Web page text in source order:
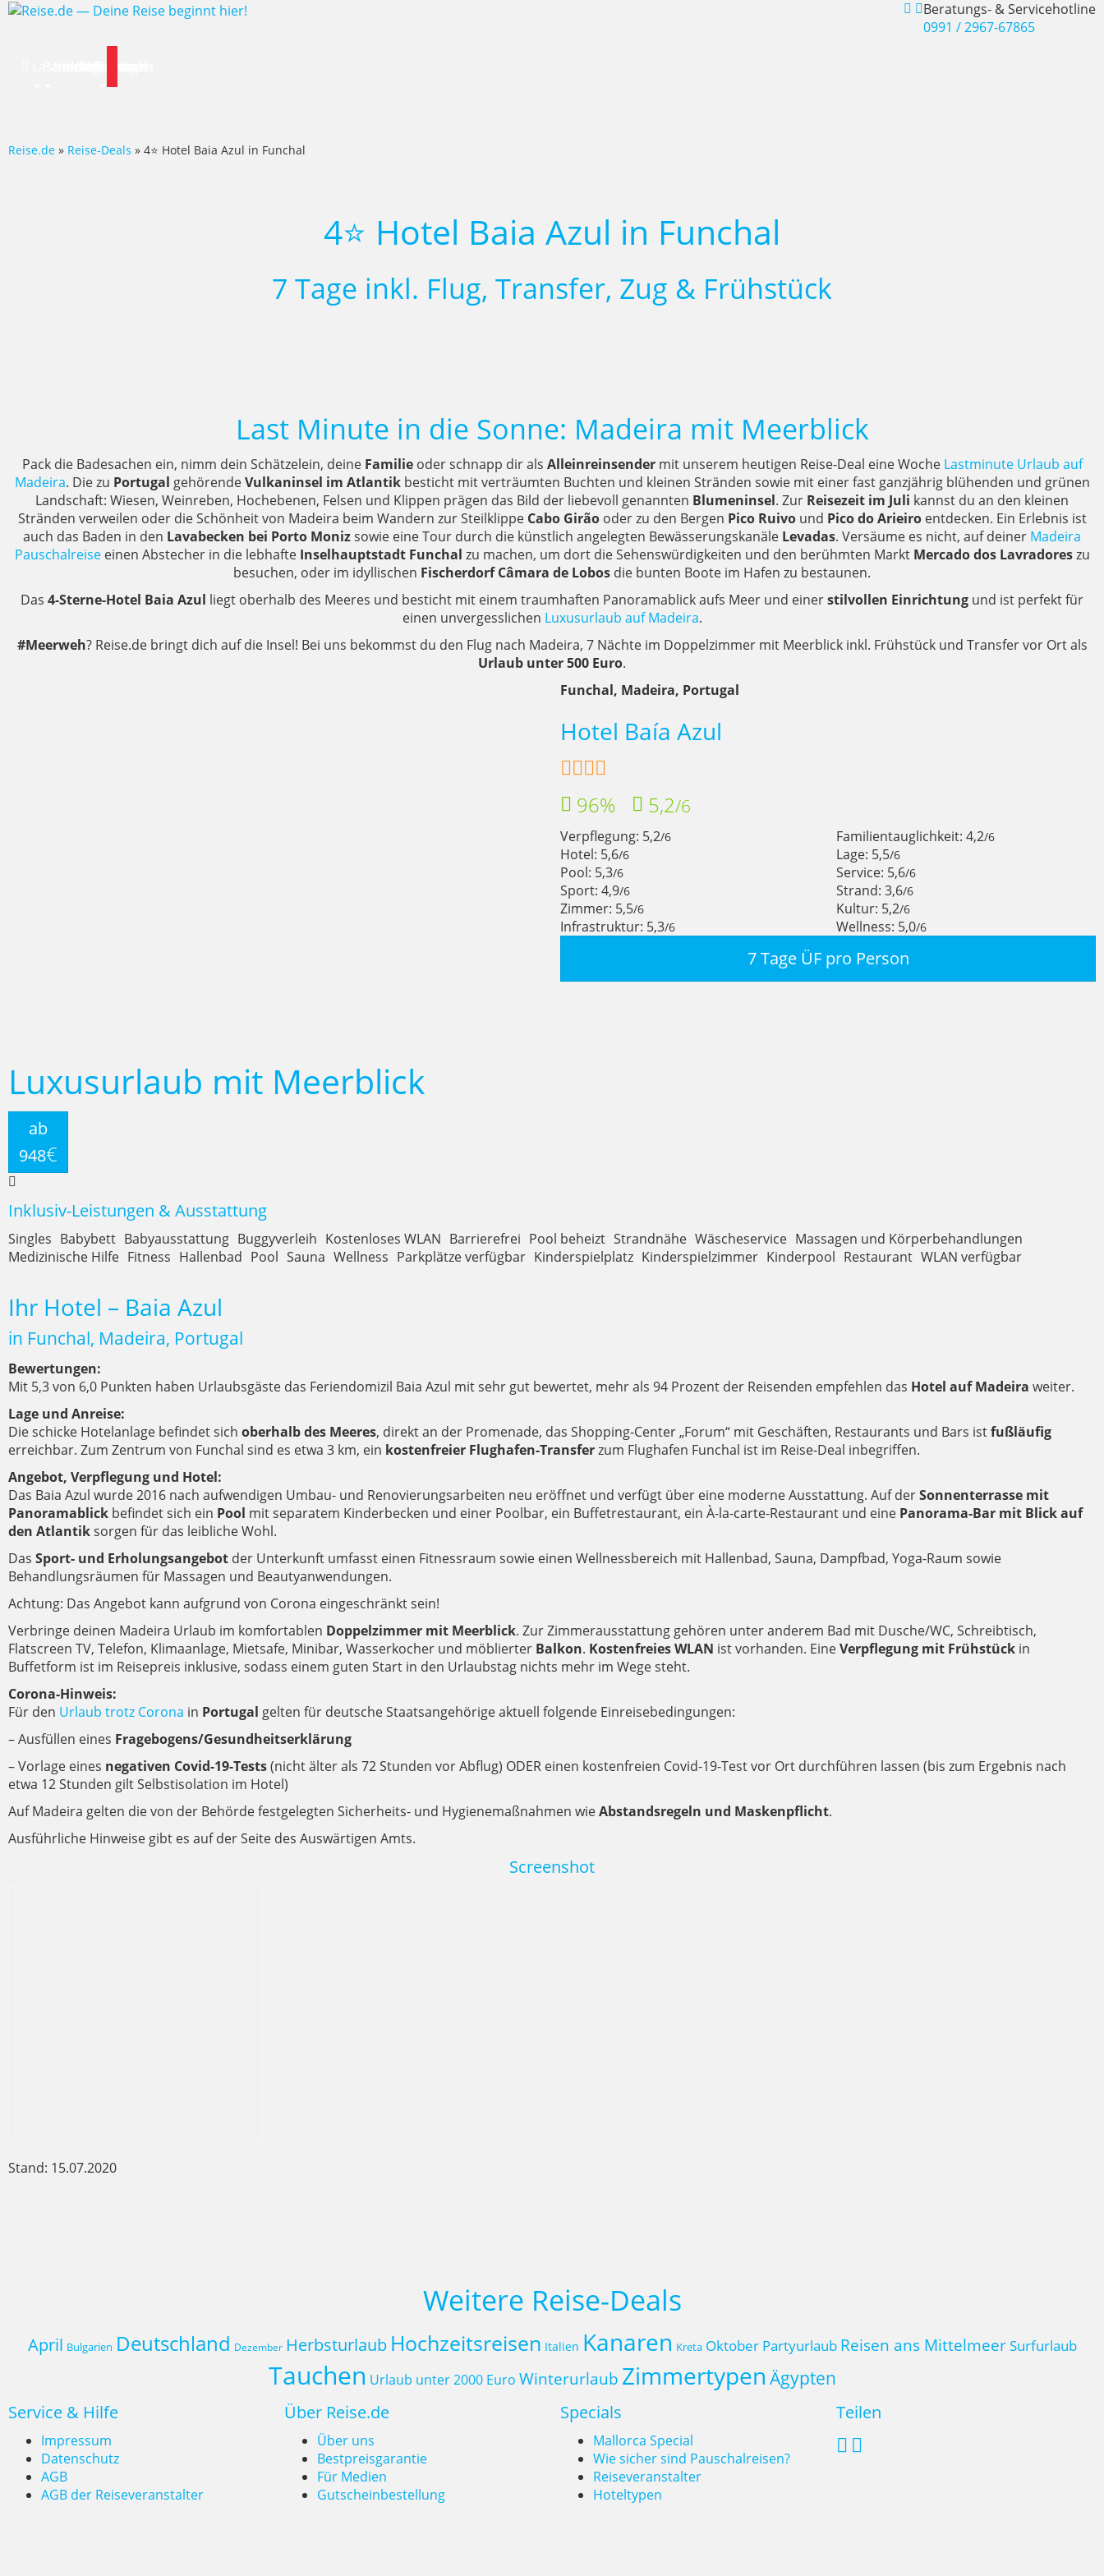
Beratungs- & Servicehotline
0991 / 2967-67865
Reise.de » Reise-Deals » 4⭐ Hotel Baia Azul in Funchal
4⭐ Hotel Baia Azul in Funchal
7 Tage inkl. Flug, Transfer, Zug & Frühstück
Last Minute in die Sonne: Madeira mit Meerblick
Pack die Badesachen ein, nimm dein Schätzelein, deine Familieoder schnapp dir als Alleinreinsendermit unserem heutigen Reise-Deal eine Woche Lastminute Urlaub auf
Madeira. Die zu Portugal gehörendeVulkaninsel im Atlantikbesticht mit verträumten Buchten und kleinen Stränden sowie mit einer fast ganzjährig blühenden und grünen
Landschaft: Wiesen, Weinreben, Hochebenen, Felsen und Klippen prägen das Bild der liebevoll genannten Blumeninsel. Zur Reisezeit im Juli kannst du an den kleinen
Stränden verweilen oder die Schönheit von Madeira beim Wandern zur Steilklippe Cabo Girãooder zu den Bergen Pico Ruivound Pico do Arieiroentdecken. Ein Erlebnis ist
auch das Baden in den Lavabecken bei Porto Monizsowie eine Tour durch die künstlich angelegten Bewässerungskanäle Levadas. Versäume es nicht, auf deiner Madeira
Pauschalreiseeinen Abstecher in die lebhafte Inselhauptstadt Funchal zu machen, um dort die Sehenswürdigkeiten und den berühmten Markt Mercado dos Lavradoreszu
besuchen, oder im idyllischen Fischerdorf Câmara de Lobos die bunten Boote im Hafen zu bestaunen.
Das 4-Sterne-Hotel Baia Azul liegt oberhalb des Meeres und besticht mit einem traumhaften Panoramablick aufs Meer und einerstilvollen Einrichtung und ist perfekt für
einen unvergesslichen Luxusurlaub auf Madeira.
#Meerweh? Reise.de bringt dich auf die Insel! Bei uns bekommst du den Flug nach Madeira, 7 Nächte im Doppelzimmer mit Meerblick inkl. Frühstück und Transfer vor Ort als
Urlaub unter 500 Euro.
Luxusurlaub mit Meerblick
ab
948€
Funchal, Madeira, Portugal
Hotel Baía Azul
96% 5,2/6
Verpflegung: 5,2/6 Familientauglichkeit: 4,2/6
Hotel: 5,6/6 Lage: 5,5/6
Pool: 5,3/6 Service: 5,6/6
Sport: 4,9/6 Strand: 3,6/6
Zimmer: 5,5/6 Kultur: 5,2/6
Infrastruktur: 5,3/6 Wellness: 5,0/6
7 Tage ÜF pro Person
Inklusiv-Leistungen & Ausstattung
Singles Babybett Babyausstattung Buggyverleih Kostenloses WLAN Barrierefrei Pool beheizt Strandnähe Wäscheservice Massagen und Körperbehandlungen
Medizinische Hilfe Fitness Hallenbad Pool Sauna Wellness Parkplätze verfügbar Kinderspielplatz Kinderspielzimmer Kinderpool Restaurant WLAN verfügbar
Ihr Hotel – Baia Azul
in Funchal, Madeira, Portugal
Bewertungen:
Mit 5,3 von 6,0 Punkten haben Urlaubsgäste das Feriendomizil Baia Azul mit sehr gut bewertet, mehr als 94 Prozent der Reisenden empfehlen das Hotel auf Madeira weiter.
Lage und Anreise:
Die schicke Hotelanlage befindet sich oberhalb des Meeres, direkt an der Promenade, das Shopping-Center „Forum“ mit Geschäften, Restaurants und Bars istfußläufig
erreichbar. Zum Zentrum von Funchal sind es etwa 3 km, ein kostenfreier Flughafen-Transferzum Flughafen Funchal ist im Reise-Deal inbegriffen.
Angebot, Verpflegung und Hotel:
Das Baia Azul wurde 2016 nach aufwendigen Umbau- und Renovierungsarbeiten neu eröffnet und verfügt über eine moderne Ausstattung. Auf derSonnenterrasse mit
Panoramablick befindet sich ein Pool mit separatem Kinderbecken und einer Poolbar, ein Buffetrestaurant, ein À-la-carte-Restaurant und eine Panorama-Bar mit Blick auf
den Atlantiksorgen für das leibliche Wohl.
Das Sport- und Erholungsangebot der Unterkunft umfasst einen Fitnessraum sowie einen Wellnessbereich mit Hallenbad, Sauna, Dampfbad, Yoga-Raum sowie
Behandlungsräumen für Massagen und Beautyanwendungen.
Achtung: Das Angebot kann aufgrund von Corona eingeschränkt sein!
Verbringe deinen Madeira Urlaub im komfortablen Doppelzimmer mit Meerblick. Zur Zimmerausstattung gehören unter anderem Bad mit Dusche/WC, Schreibtisch,
Flatscreen TV, Telefon, Klimaanlage, Mietsafe, Minibar, Wasserkocher und möblierter Balkon. Kostenfreies WLAN ist vorhanden. EineVerpflegung mit Frühstück in
Buffetform ist im Reisepreis inklusive, sodass einem guten Start in den Urlaubstag nichts mehr im Wege steht.
Corona-Hinweis:
Für den Urlaub trotz Corona in Portugal gelten für deutsche Staatsangehörige aktuell folgende Einreisebedingungen:
– Ausfüllen eines Fragebogens/Gesundheitserklärung
– Vorlage eines negativen Covid-19-Tests(nicht älter als 72 Stunden vor Abflug) ODER einen kostenfreien Covid-19-Test vor Ort durchführen lassen (bis zum Ergebnis nach
etwa 12 Stunden gilt Selbstisolation im Hotel)
Auf Madeira gelten die von der Behörde festgelegten Sicherheits- und Hygienemaßnahmen wieAbstandsregeln und Maskenpflicht.
Ausführliche Hinweise gibt es auf der Seite des Auswärtigen Amts.
Screenshot
Stand: 15.07.2020
Weitere Reise-Deals
April Bulgarien Deutschland Dezember Herbsturlaub Hochzeitsreisen Italien Kanaren Kreta Oktober Partyurlaub Reisen ans MittelmeerSurfurlaub
Tauchen Urlaub unter 2000 Euro Winterurlaub Zimmertypen Ägypten
Service & Hilfe
Impressum
Datenschutz
AGB
AGB der Reiseveranstalter
Über Reise.de
Über uns
Bestpreisgarantie
Für Medien
Gutscheinbestellung
Specials
Mallorca Special
Wie sicher sind Pauschalreisen?
Reiseveranstalter
Hoteltypen
Teilen